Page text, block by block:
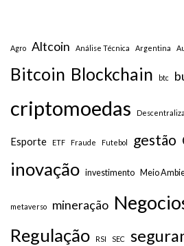
Agro Altcoin Análise Técnica Argentina
Bitcoin Blockchain btc
criptomoedas
Esporte ETF Fraude Futebol gestão
inovação investimento Meio
metaverso mineração
Regulação RSI SEC